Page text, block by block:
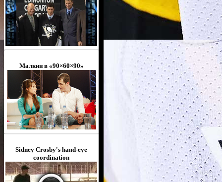
Малкин в «90×60×90»
Sidney Crosby's hand-eye
coordination